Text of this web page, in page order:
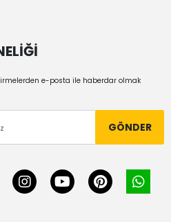
e-posta ile haberdar olmak
GÖNDER